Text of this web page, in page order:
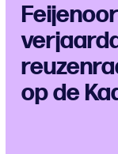
op de